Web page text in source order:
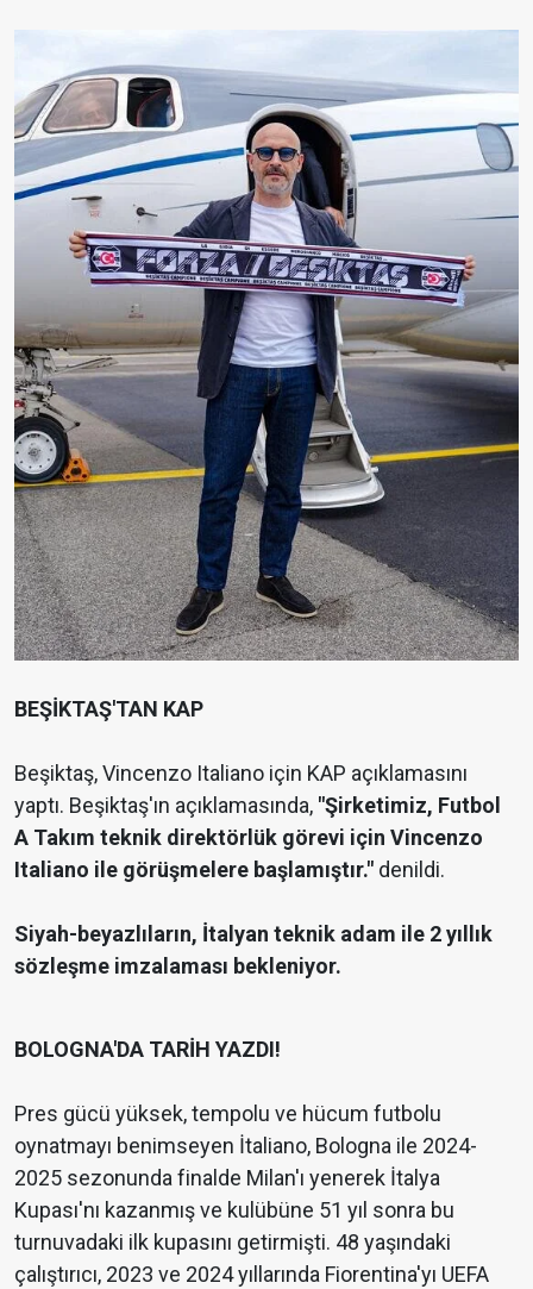
BEŞİKTAŞ'TAN KAP
Beşiktaş, Vincenzo Italiano için KAP açıklamasını
yaptı. Beşiktaş'ın açıklamasında, "Şirketimiz, Futbol
A Takım teknik direktörlük görevi için Vincenzo
Italiano ile görüşmelere başlamıştır." denildi.
Siyah-beyazlıların, İtalyan teknik adam ile 2 yıllık
sözleşme imzalaması bekleniyor.
BOLOGNA'DA TARİH YAZDI!
Pres gücü yüksek, tempolu ve hücum futbolu
oynatmayı benimseyen İtaliano, Bologna ile 2024-
2025 sezonunda finalde Milan'ı yenerek İtalya
Kupası'nı kazanmış ve kulübüne 51 yıl sonra bu
turnuvadaki ilk kupasını getirmişti. 48 yaşındaki
çalıştırıcı, 2023 ve 2024 yıllarında Fiorentina'yı UEFA